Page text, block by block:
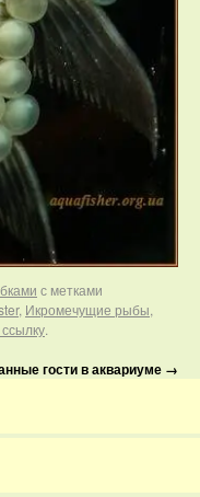
с метками
, Икромечущие рыбы,
.
гости в аквариуме →